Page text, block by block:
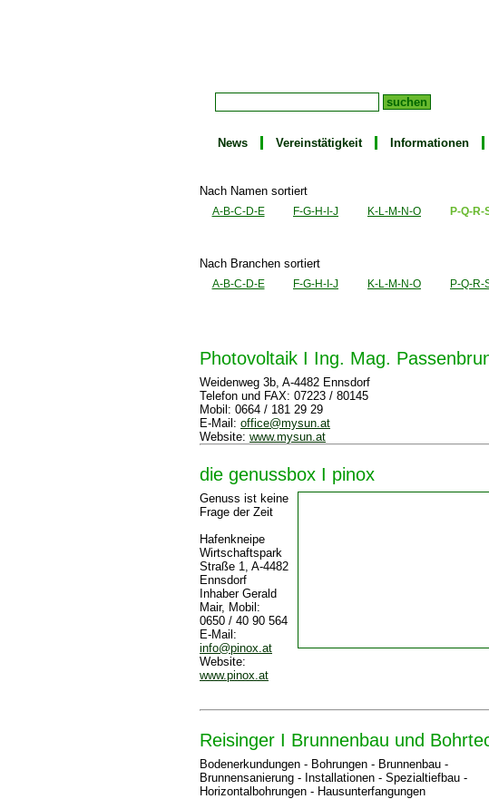
News Vereinstätigkeit Informationen
Nach Namen sortiert
A-B-C-D-E F-G-H-I-J K-L-M-N-O P-Q-R-
Nach Branchen sortiert
A-B-C-D-E F-G-H-I-J K-L-M-N-O P-Q-R-
Photovoltaik I Ing. Mag.
Weidenweg 3b, A-4482 Ennsdorf
Telefon und FAX: 07223 / 80145
Mobil: 0664 / 181 29 29
E-Mail: office@mysun.at
Website: www.mysun.at
die genussbox I pinox
Genuss ist keine
Frage der Zeit
Hafenkneipe
Wirtschaftspark
Straße 1, A-4482
Ennsdorf
Inhaber Gerald
Mair, Mobil:
0650 / 40 90 564
E-Mail:
info@pinox.at
Website:
www.pinox.at
Reisinger I Brunnenbau und
Bodenerkundungen - Bohrungen - Brunnenbau -
Brunnensanierung - Installationen - Spezialtiefbau -
Horizontalbohrungen - Hausunterfangungen